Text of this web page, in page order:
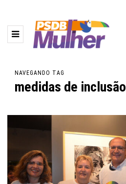
NAVEGANDO TAG
medidas de inclusão